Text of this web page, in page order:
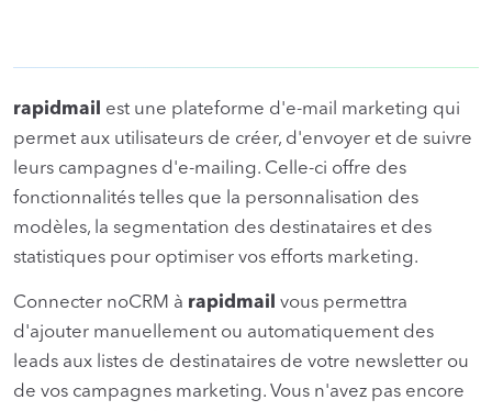
rapidmail
est une plateforme d'e-mail marketing qui
permet aux utilisateurs de créer, d'envoyer et de suivre
leurs campagnes d'e-mailing. Celle-ci offre des
fonctionnalités telles que la personnalisation des
modèles, la segmentation des destinataires et des
statistiques pour optimiser vos efforts marketing.
Connecter noCRM à rapidmail vous permettra
d'ajouter manuellement ou automatiquement des
leads aux listes de destinataires de votre newsletter ou
de vos campagnes marketing. Vous n'avez pas encore